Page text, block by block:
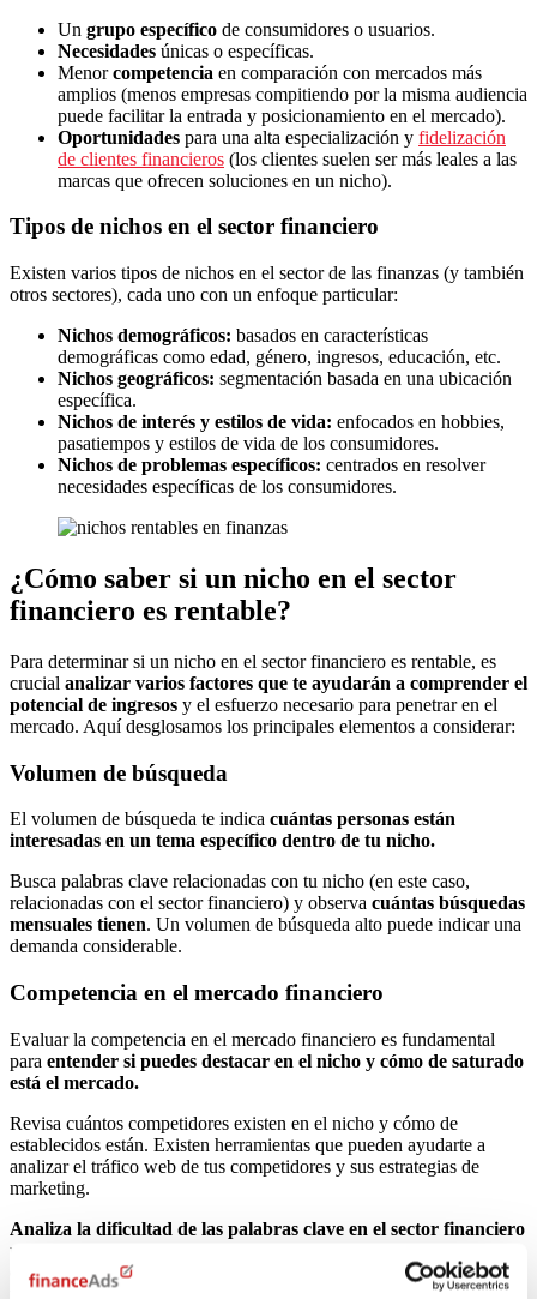
Un grupo específico de consumidores o usuarios.
Necesidades únicas o específicas.
Menorcompetencia en comparación con mercados más
amplios (menos empresas compitiendo por la misma audiencia
puede facilitar la entrada y posicionamiento en el mercado).
Oportunidades para una alta especialización y fidelización
de clientes financieros (los clientes suelen ser más leales a las
marcas que ofrecen soluciones en un nicho).
Tipos de nichos en el sector financiero
Existen varios tipos de nichos en el sector de las finanzas (y también
otros sectores), cada uno con un enfoque particular:
Nichos demográficos: basados en características
demográficas como edad, género, ingresos, educación, etc.
Nichos geográficos: segmentación basada en una ubicación
específica.
Nichos de interés y estilos de vida: enfocados en hobbies,
pasatiempos y estilos de vida de los consumidores.
Nichos de problemas específicos: centrados en resolver
necesidades específicas de los consumidores.
¿Cómo saber si un nicho en el sector
financiero es rentable?
Para determinar si un nicho en el sector financiero es rentable, es
crucial analizar varios factores que te ayudarán a comprender el
potencial de ingresos y el esfuerzo necesario para penetrar en el
mercado. Aquí desglosamos los principales elementos a considerar:
Volumen de búsqueda
El volumen de búsqueda te indica cuántas personas están
interesadas en un tema específico dentro de tu nicho.
Busca palabras clave relacionadas con tu nicho (en este caso,
relacionadas con el sector financiero) y observa cuántas búsquedas
mensuales tienen. Un volumen de búsqueda alto puede indicar una
demanda considerable.
Competencia en el mercado financiero
Evaluar la competencia en el mercado financiero es fundamental
para entender si puedes destacar en el nicho y cómo de saturado
está el mercado.
Revisa cuántos competidores existen en el nicho y cómo de
establecidos están. Existen herramientas que pueden ayudarte a
analizar el tráfico web de tus competidores y sus estrategias de
marketing.
Analiza la dificultad de las palabras clave en el sector financiero
utilizando herramientas
competencia bajo a medio es ideal, ya que indica que hay espacio
para nuevos jugadores sin enfrentarse a gigantes del mercado.